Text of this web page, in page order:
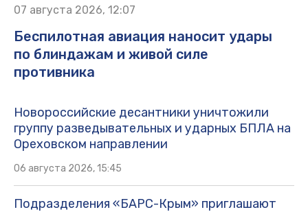
07 августа 2026, 12:07
Беспилотная авиация наносит удары
по блиндажам и живой силе
противника
Новороссийские десантники уничтожили
группу разведывательных и ударных БПЛА на
Ореховском направлении
06 августа 2026, 15:45
Подразделения «БАРС-Крым» приглашают